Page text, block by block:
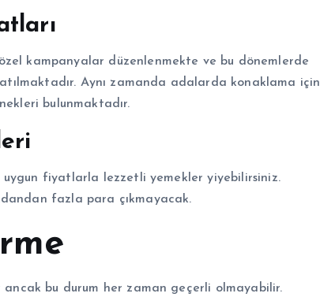
kampanyalar düzenlenmekte ve bu dönemlerde
Aynı zamanda adalarda konaklama için
bulunmaktadır.
uygun fiyatlarla lezzetli yemekler yiyebilirsiniz.
fazla para çıkmayacak.
bu durum her zaman geçerli olmayabilir.